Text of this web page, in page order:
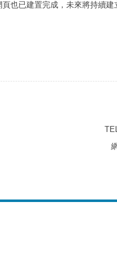
也已建置完成，未來將持續